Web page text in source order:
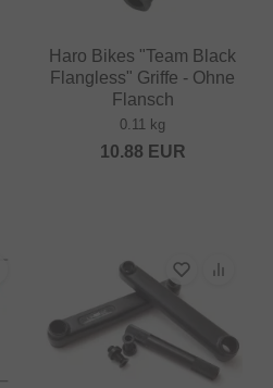
Haro Bikes "Team Black
Flangless" Griffe - Ohne
Flansch
0.11 kg
10.88 EUR